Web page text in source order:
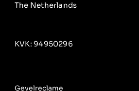
The Netherlands
KVK: 94950296
Gevelreclame